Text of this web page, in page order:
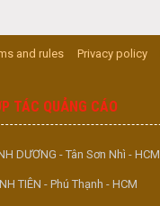
and rules Privacy policy
TÁC QUẢNG CÁO
DƯƠNG - Tân Sơn Nhì - HCM
TIÊN - Phú Thạnh - HCM